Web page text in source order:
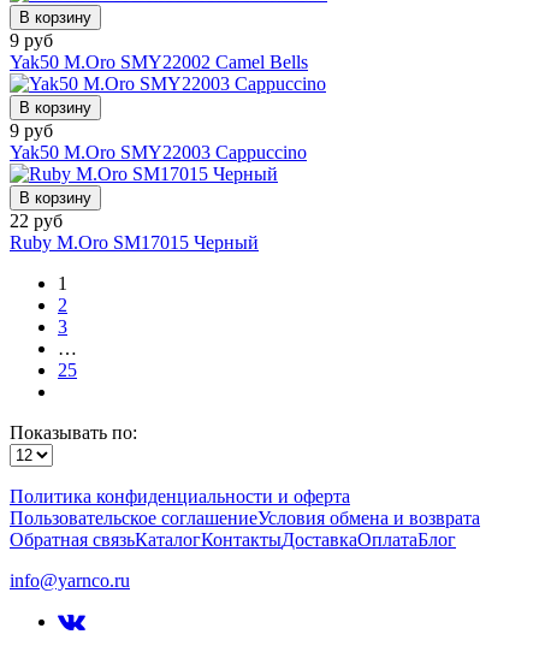
В корзину
9 руб
Yak50 M.Oro SMY22002 Camel Bells
В корзину
9 руб
Yak50 M.Oro SMY22003 Cappuccino
В корзину
22 руб
Ruby M.Oro SM17015 Черный
1
2
3
…
25
Показывать по:
Политика конфиденциальности и оферта
Пользовательское соглашениеУсловия обмена и возврата
Обратная связьКаталогКонтактыДоставкаОплатаБлог
info@yarnco.ru